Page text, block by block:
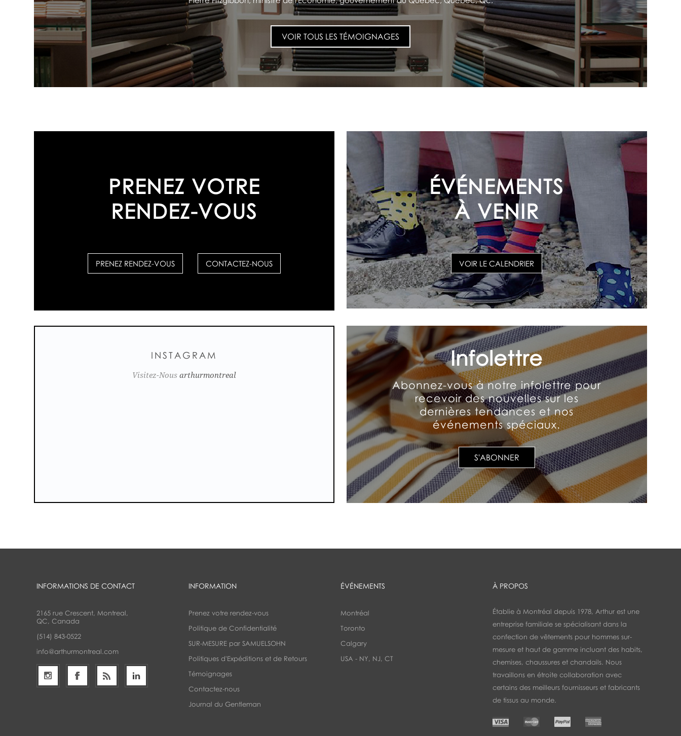
Lino Saputo, PDG et Président du CA, Saputo Inc., Montréal, Qc.
VOIR TOUS LES TÉMOIGNAGES
PRENEZ VOTRE
RENDEZ-VOUS
PRENEZ RENDEZ-VOUS CONTACTEZ-NOUS
ÉVÉNEMENTS
À VENIR
VOIR LE CALENDRIER
INSTAGRAM
Visitez-Nous arthurmontreal
Infolettre
Abonnez-vous à notre infolettre pour
recevoir des nouvelles sur les
dernières tendances et nos
événements spéciaux.
S'ABONNER
INFORMATIONS DE CONTACT
2165 rue Crescent, Montreal,
QC, Canada
(514) 843-0522
info@arthurmontreal.com
INFORMATION
Prenez votre rendez-vous
Politique de Confidentialité
SUR-MESURE par SAMUELSOHN
Politiques d'Expéditions et de Retours
Témoignages
Contactez-nous
Journal du Gentleman
ÉVÉNEMENTS
Montréal
Toronto
Calgary
USA - NY, NJ, CT
À PROPOS
Établie à Montréal depuis 1978, Arthur est une
entreprise familiale se spécialisant dans la
confection de vêtements pour hommes sur-
mesure et haut de gamme incluant des habits,
chemises, chaussures et chandails. Nous
travaillons en étroite collaboration avec
certains des meilleurs fournisseurs et fabricants
de tissus au monde.